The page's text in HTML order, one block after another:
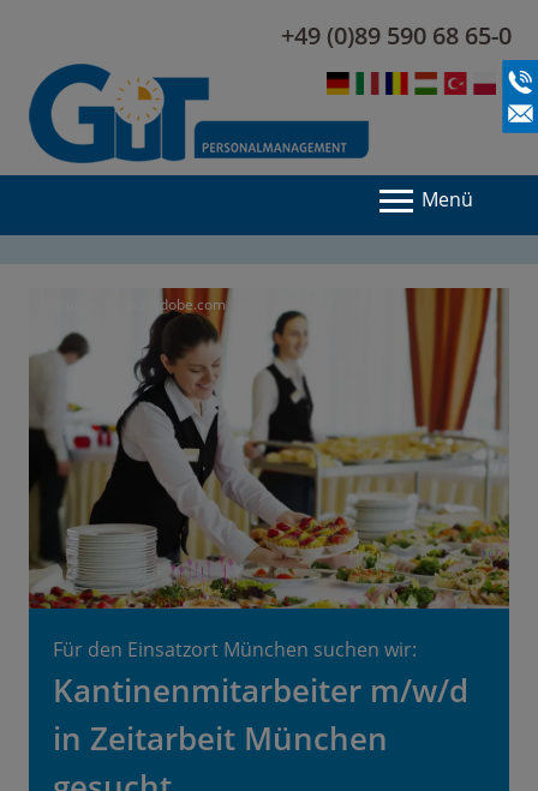
+49 (0)89 590 68 65-0
Menü
©Petinovs - stock.adobe.com
Für den Einsatzort München suchen wir:
Kantinenmitarbeiter m/w/d
in Zeitarbeit München